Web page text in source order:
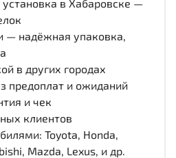
в Хабаровске —
— надёжная упаковка,
в других городах
предоплат и ожиданий
и чек
клиентов
Toyota, Honda,
Mazda, Lexus, и др.